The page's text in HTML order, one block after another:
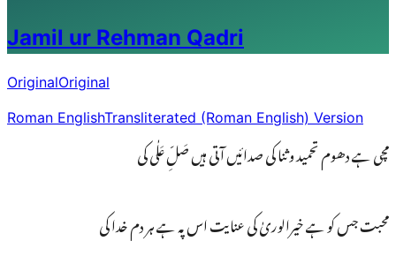
Jamil ur Rehman Qadri
OriginalOriginal
Roman EnglishTransliterated (Roman English) Version
مچی ہے دھوم تحمید و ثنا کی صدائیں آتی ہیں صَلِّ عَلٰی کی
محبت جس کو ہے خیرالوریٰ کی عنایت اس پہ ہے ہر دم خدا کی